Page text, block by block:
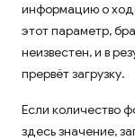
информацию о
этот параметр,
неизвестен, и в
прервёт загрузку.
Если количество
здесь значение,